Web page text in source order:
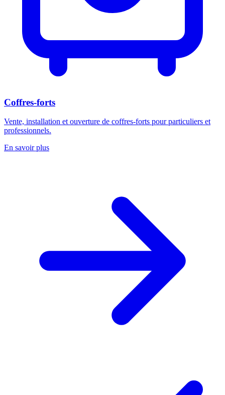
Coffres-forts
Vente, installation et ouverture de coffres-forts pour particuliers et
professionnels.
En savoir plus